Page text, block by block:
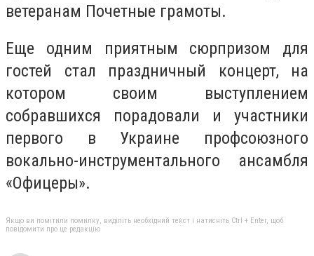
ветеранам Почетные грамоты.
Еще одним приятным сюрпризом для
гостей стал праздничный концерт, на
котором своим выступлением
собравшихся порадовали и участники
первого в Украине профсоюзного
вокально-инструментального ансамбля
«Офицеры».
Якщо ви помітили помилку, виділіть необхідний текст і натисніть Ctrl + Enter, щоб
повідомити про це редакцію